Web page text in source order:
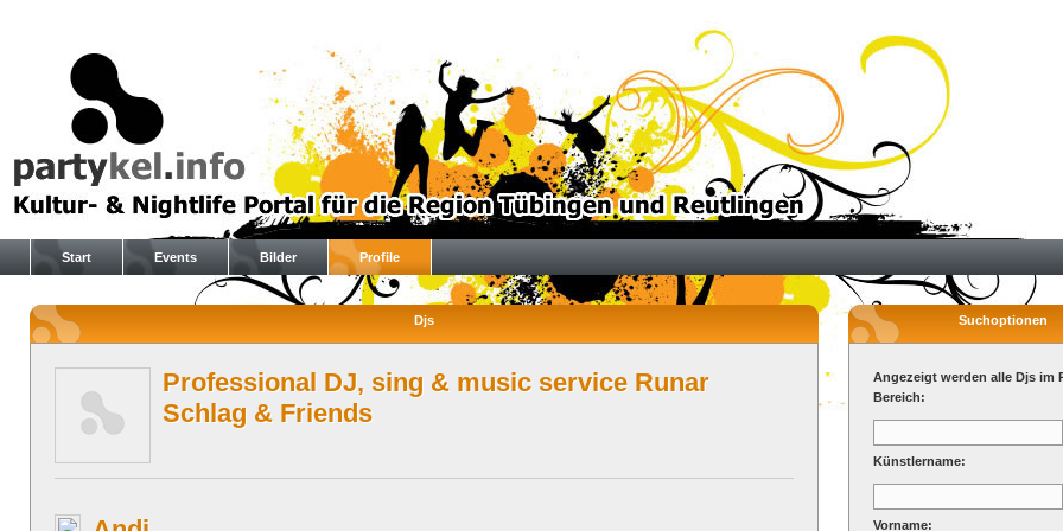
Start Events Bilder Profile
Djs
Professional DJ, sing & music service Runar
Schlag & Friends
Suchoptionen
Angezeigt werden alle Djs im
Bereich:
Künstlername:
Vorname: